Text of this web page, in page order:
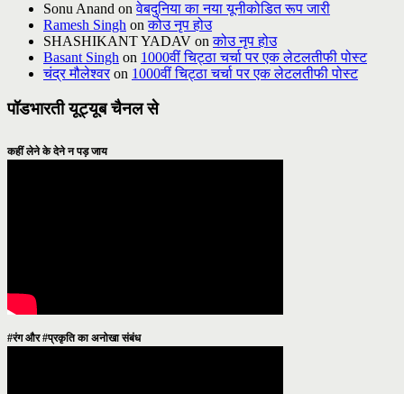
Sonu Anand onवेबदुनिया का नया यूनीकोडित रूप जारी
Ramesh Singh onकोउ नृप होउ
SHASHIKANT YADAV onकोउ नृप होउ
Basant Singh on 1000वीं चिट्ठा चर्चा पर एक लेटलतीफी पोस्ट
चंद्र मौलेश्वरon 1000वीं चिट्ठा चर्चा पर एक लेटलतीफी पोस्ट
पॉडभारती यूट्यूब चैनल से
कहीं लेने के देने न पड़ जाय
#रंग और #प्रकृति का अनोखा संबंध